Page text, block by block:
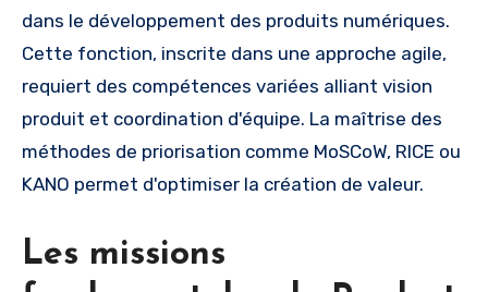
dans le développement des produits numériques.
Cette fonction, inscrite dans une approche agile,
requiert des compétences variées alliant vision
produit et coordination d'équipe. La maîtrise des
méthodes de priorisation comme MoSCoW, RICE ou
KANO permet d'optimiser la création de valeur.
Les missions